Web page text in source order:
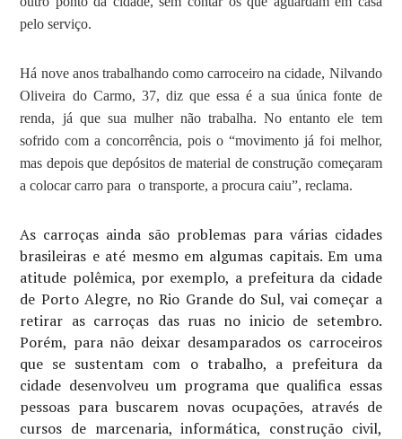
pelo serviço.
Há nove anos trabalhando como carroceiro na cidade, Nilvando
Oliveira do Carmo, 37, diz que essa é a sua única fonte de
renda, já que sua mulher não trabalha. No entanto ele tem
sofrido com a concorrência, pois o “movimento já foi melhor,
mas depois que depósitos de material de construção começaram
a colocar carro para o transporte, a procura caiu”, reclama.
As carroças ainda são problemas para várias cidades
brasileiras e até mesmo em algumas capitais. Em uma
atitude polêmica, por exemplo, a prefeitura da cidade
de Porto Alegre, no Rio Grande do Sul, vai começar a
retirar as carroças das ruas no inicio de setembro.
Porém, para não deixar desamparados os carroceiros
que se sustentam com o trabalho, a prefeitura da
cidade desenvolveu um programa que qualifica essas
pessoas para buscarem novas ocupações, através de
cursos de marcenaria, informática, construção civil,